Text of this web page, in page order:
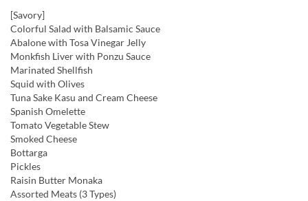
[Savory]
Colorful Salad with Balsamic Sauce
Abalone with Tosa Vinegar Jelly
Monkfish Liver with Ponzu Sauce
Marinated Shellfish
Squid with Olives
Tuna Sake Kasu and Cream Cheese
Spanish Omelette
Tomato Vegetable Stew
Smoked Cheese
Bottarga
Pickles
Raisin Butter Monaka
Assorted Meats (3 Types)